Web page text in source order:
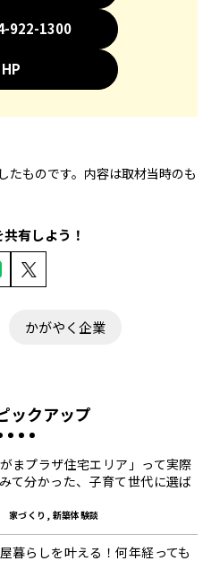
922-1300
HP
ものです。内容は取材当時のも
有しよう！
かがやく企業
ックアップ
まプラザ住宅エリア」って実際
て分かった、子育て世代に選ば
家づくり, 新築体験談
暮らしを叶える！何年経っても